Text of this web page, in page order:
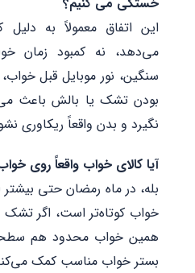
این اتفاق معمولاً به
می‌دهد، نه کمبود زمان
سنگین، نور موبایل قبل
بودن تشک یا بالش باعث
نگیرد و بدن واقعاً ریکاوری
آیا کالای خواب واقعاً روی
بله، در ماه رمضان حتی
خواب کوتاه‌تر است، اگر تشک
همین خواب محدود هم
بستر خواب مناسب کمک